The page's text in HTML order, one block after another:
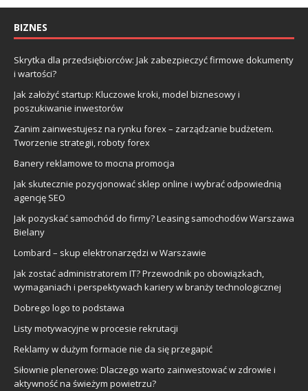
BIZNES
Skrytka dla przedsiębiorców: Jak zabezpieczyć firmowe dokumenty
i wartości?
Jak założyć startup: Kluczowe kroki, model biznesowy i
poszukiwanie inwestorów
Zanim zainwestujesz na rynku forex – zarządzanie budżetem.
Tworzenie strategii, roboty forex
Banery reklamowe to mocna promocja
Jak skutecznie pozycjonować sklep online i wybrać odpowiednią
agencję SEO
Jak pozyskać samochód do firmy? Leasing samochodów Warszawa
Bielany
Lombard – skup elektronarzędzi w Warszawie
Jak zostać administratorem IT? Przewodnik po obowiązkach,
wymaganiach i perspektywach kariery w branży technologicznej
Dobrego logo to podstawa
Listy motywacyjne w procesie rekrutacji
Reklamy w dużym formacie nie da się przegapić
Siłownie plenerowe: Dlaczego warto zainwestować w zdrowie i
aktywność na świeżym powietrzu?